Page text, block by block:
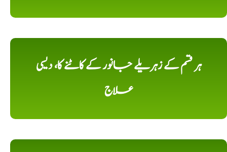
ہر قسم کے زہریلے جانور کے کاٹنے کا، دیسی
علاج